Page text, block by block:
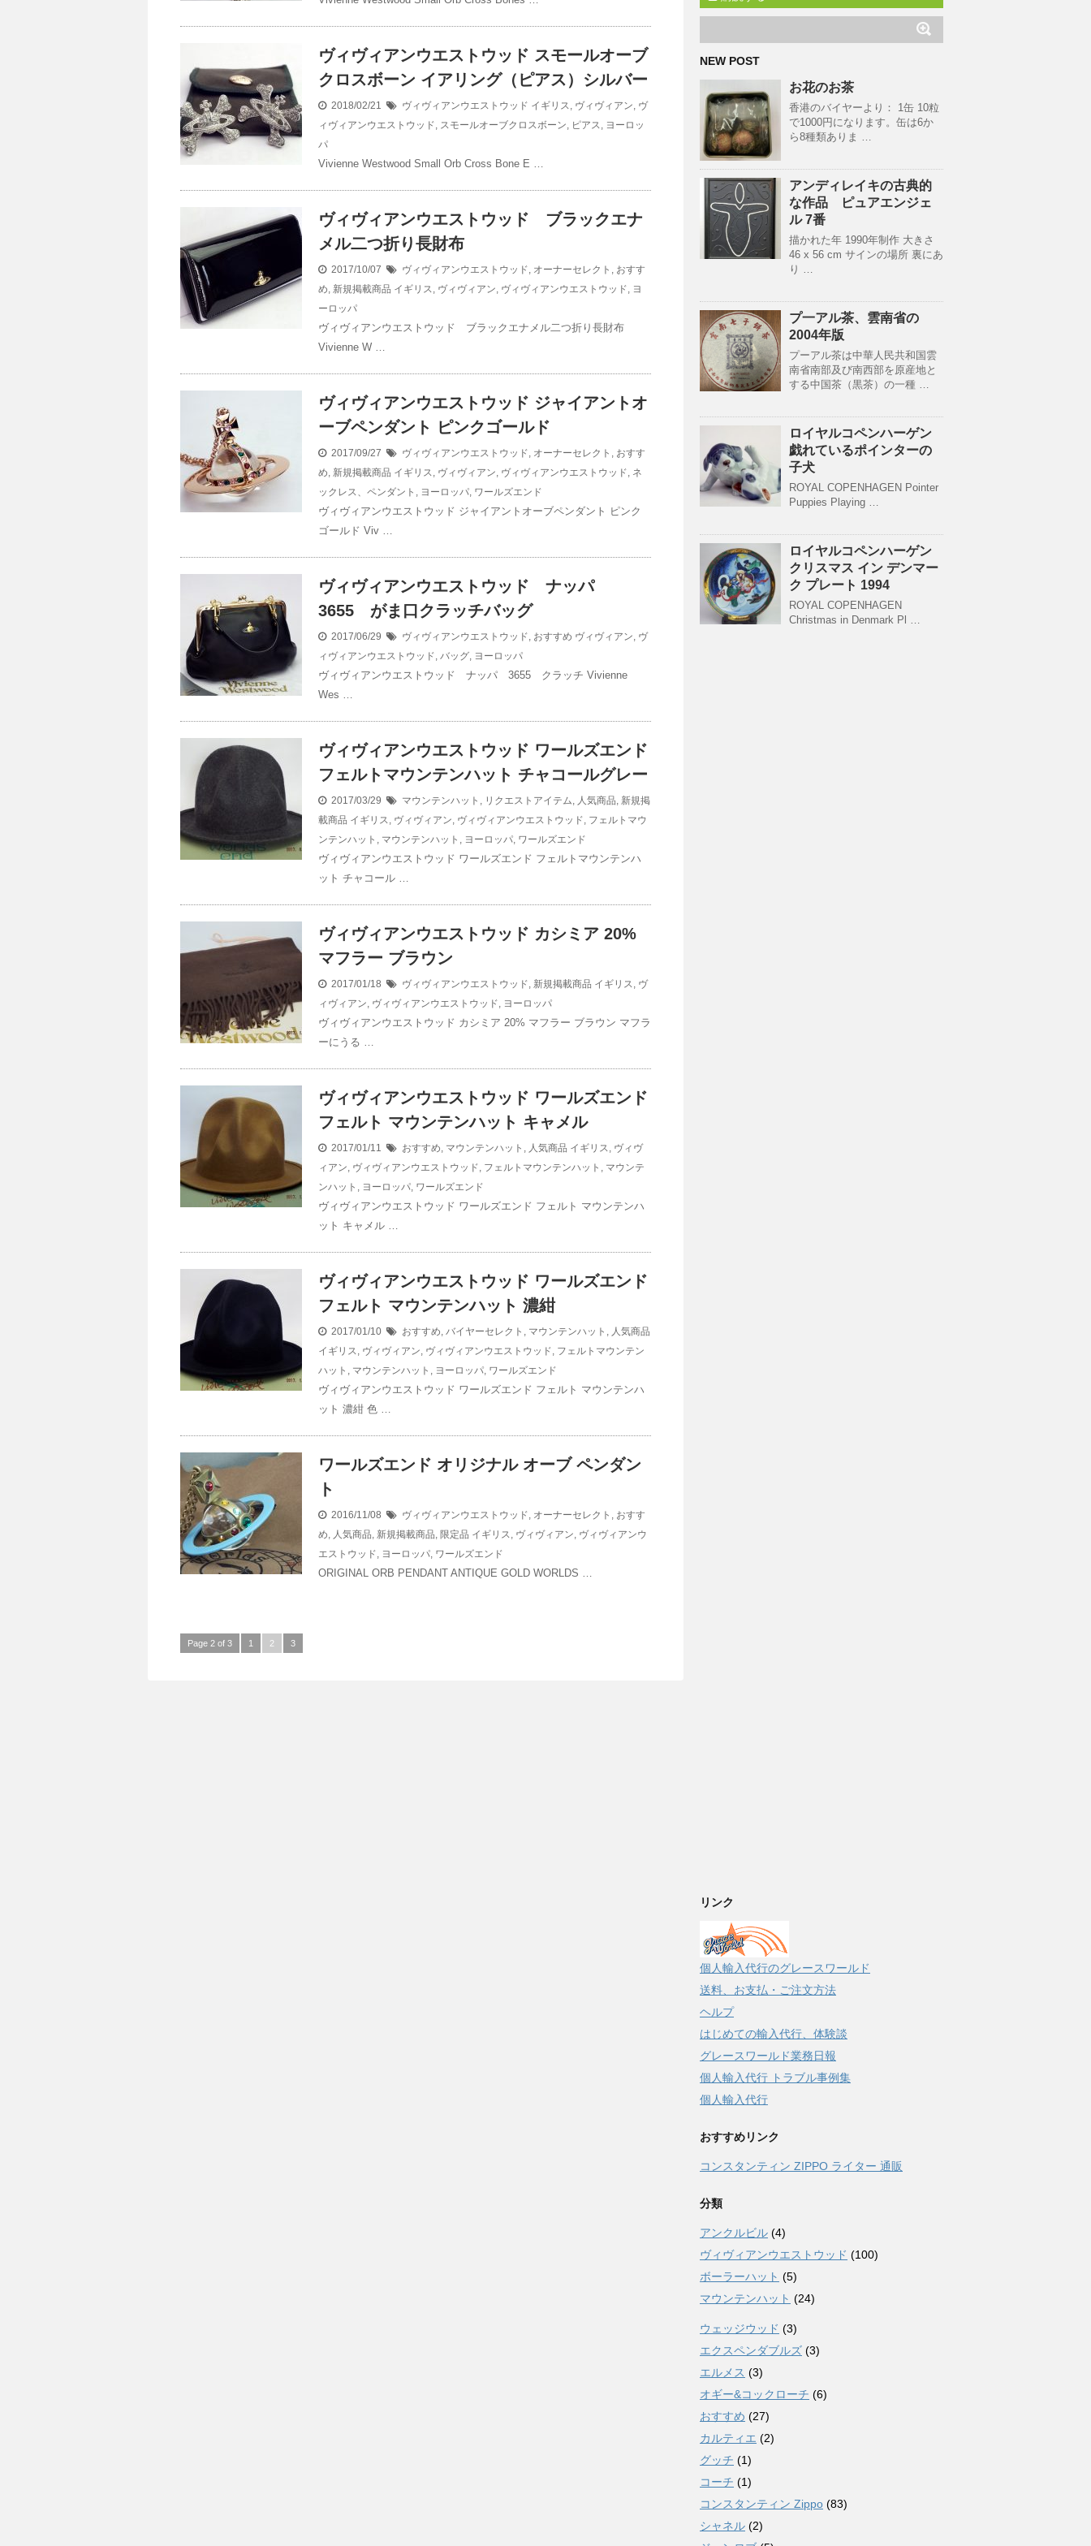
ヴィヴィアンウエストウッド スモールオーブ
クロスボーン イアリング（ピアス）シルバー
2018/02/21 ヴィヴィアンウエストウッド イギリス, ヴィヴィアン, ヴ
ィヴィアンウエストウッド, スモールオーブクロスボーン, ピアス, ヨーロッ
パ
Vivienne Westwood Small Orb Cross Bone E …
ヴィヴィアンウエストウッド ブラックエナ
メル二つ折り長財布
2017/10/07 ヴィヴィアンウエストウッド, オーナーセレクト , おすす
め, 新規掲載商品 イギリス, ヴィヴィアン, ヴィヴィアンウエストウッド, ヨ
ーロッパ
ヴィヴィアンウエストウッド ブラックエナメル二つ折り長財布
Vivienne W …
ヴィヴィアンウエストウッド ジャイアントオ
ーブペンダント ピンクゴールド
2017/09/27 ヴィヴィアンウエストウッド, オーナーセレクト , おすす
め, 新規掲載商品 イギリス, ヴィヴィアン, ヴィヴィアンウエストウッド, ネ
ックレス、ペンダント , ヨーロッパ, ワールズエンド
ヴィヴィアンウエストウッド ジャイアントオーブペンダント ピンク
ゴールド Viv …
ヴィヴィアンウエストウッド ナッパ
3655 がま口クラッチバッグ
2017/06/29 ヴィヴィアンウエストウッド, おすすめ ヴィヴィアン, ヴ
ィヴィアンウエストウッド, バッグ, ヨーロッパ
ヴィヴィアンウエストウッド ナッパ 3655 クラッチ Vivienne
Wes …
ヴィヴィアンウエストウッド ワールズエンド
フェルトマウンテンハット チャコールグレー
2017/03/29 マウンテンハット , リクエストアイテム, 人気商品, 新規掲
載商品 イギリス, ヴィヴィアン, ヴィヴィアンウエストウッド, フェルトマウ
ンテンハット , マウンテンハット , ヨーロッパ, ワールズエンド
ヴィヴィアンウエストウッド ワールズエンド フェルトマウンテンハ
ット チャコール …
ヴィヴィアンウエストウッド カシミア 20%
マフラー ブラウン
2017/01/18 ヴィヴィアンウエストウッド, 新規掲載商品 イギリス, ヴ
ィヴィアン, ヴィヴィアンウエストウッド, ヨーロッパ
ヴィヴィアンウエストウッド カシミア 20% マフラー ブラウン マフラ
ーにうる …
ヴィヴィアンウエストウッド ワールズエンド
フェルト マウンテンハット キャメル
2017/01/11 おすすめ, マウンテンハット , 人気商品 イギリス, ヴィヴ
ィアン, ヴィヴィアンウエストウッド, フェルトマウンテンハット , マウンテ
ンハット , ヨーロッパ, ワールズエンド
ヴィヴィアンウエストウッド ワールズエンド フェルト マウンテンハ
ット キャメル …
ヴィヴィアンウエストウッド ワールズエンド
フェルト マウンテンハット 濃紺
2017/01/10 おすすめ, バイヤーセレクト , マウンテンハット , 人気商品
イギリス, ヴィヴィアン, ヴィヴィアンウエストウッド, フェルトマウンテン
ハット , マウンテンハット , ヨーロッパ, ワールズエンド
ヴィヴィアンウエストウッド ワールズエンド フェルト マウンテンハ
ット 濃紺 色 …
ワールズエンド オリジナル オーブ ペンダン
ト
2016/11/08 ヴィヴィアンウエストウッド, オーナーセレクト , おすす
め, 人気商品, 新規掲載商品, 限定品 イギリス, ヴィヴィアン, ヴィヴィアンウ
エストウッド, ヨーロッパ, ワールズエンド
ORIGINAL ORB PENDANT ANTIQUE GOLD WORLDS …
Page 2 of 3 1 2 3
NEW POST
お花のお茶
香港のバイヤーより： 1缶 10粒
で1000円になります。缶は6か
ら8種類ありま …
アンディレイキの古典的
な作品 ピュアエンジェ
ル 7番
描かれた年 1990年制作 大きさ
46 x 56 cm サインの場所 裏にあ
り …
プ一アル茶、雲南省の
2004年版
プーアル茶は中華人民共和国雲
南省南部及び南西部を原産地と
する中国茶（黒茶）の一種 …
ロイヤルコペンハーゲン
戯れているポインターの
子犬
ROYAL COPENHAGEN Pointer
Puppies Playing …
ロイヤルコペンハーゲン
クリスマス イン デンマー
ク プレート 1994
ROYAL COPENHAGEN
Christmas in Denmark Pl …
リンク
個人輸入代行のグレースワールド
送料、お支払・ご注文方法
ヘルプ
はじめての輸入代行、体験談
グレースワールド業務日報
個人輸入代行 トラブル事例集
個人輸入代行
おすすめリンク
コンスタンティン ZIPPO ライター 通販
分類
アンクルビル (4)
ヴィヴィアンウエストウッド (100)
ボーラーハット (5)
マウンテンハット (24)
ウェッジウッド (3)
エクスペンダブルズ (3)
エルメス (3)
オギー&コックローチ (6)
おすすめ (27)
カルティエ (2)
グッチ (1)
コーチ (1)
コンスタンティン Zippo (83)
シャネル (2)